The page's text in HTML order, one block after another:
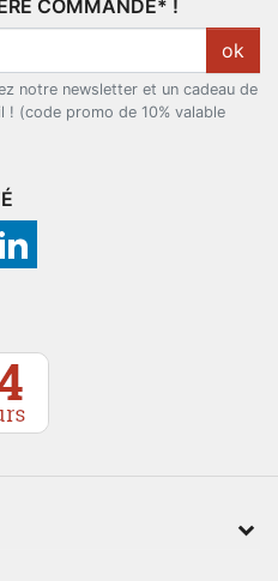
COMMANDE* !
ok
notre newsletter et un cadeau de
! (code promo de 10% valable